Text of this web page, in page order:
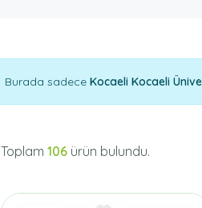
Burada sadece Kocaeli Kocaeli
Toplam 106 ürün bulundu.